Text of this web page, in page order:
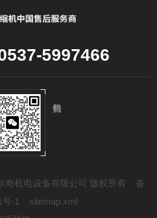
5997466
奇机电设备有限公司 版权所有 备
-1
sitemap.xml